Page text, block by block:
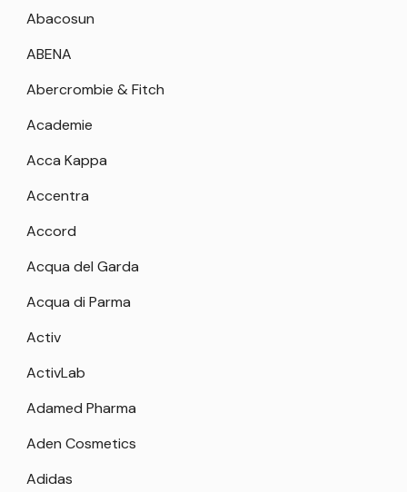
Abacosun
ABENA
Abercrombie & Fitch
Academie
Acca Kappa
Accentra
Accord
Acqua del Garda
Acqua di Parma
Activ
ActivLab
Adamed Pharma
Aden Cosmetics
Adidas